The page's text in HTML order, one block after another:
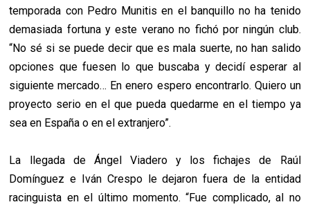
temporada con Pedro Munitis en el banquillo no ha tenido
demasiada fortuna y este verano no fichó por ningún club.
“No sé si se puede decir que es mala suerte, no han salido
opciones que fuesen lo que buscaba y decidí esperar al
siguiente mercado… En enero espero encontrarlo. Quiero un
proyecto serio en el que pueda quedarme en el tiempo ya
sea en España o en el extranjero”.
La llegada de Ángel Viadero y los fichajes de Raúl
Domínguez e Iván Crespo le dejaron fuera de la entidad
racinguista en el último momento. “Fue complicado, al no